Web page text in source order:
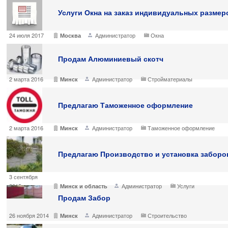
Услуги Окна на заказ индивидуальных
24 июля 2017 Москва Администратор Окна
Продам Алюминиевый скотч
2 марта 2016 Минск Администратор Стройматериалы
Предлагаю Таможенное оформление
2 марта 2016 Минск Администратор Таможенное оформление
Предлагаю Производство и установка
3 сентября
2015
Минск и область Администратор Услуги
Продам Забор
26 ноября 2014 Минск Администратор Строительство